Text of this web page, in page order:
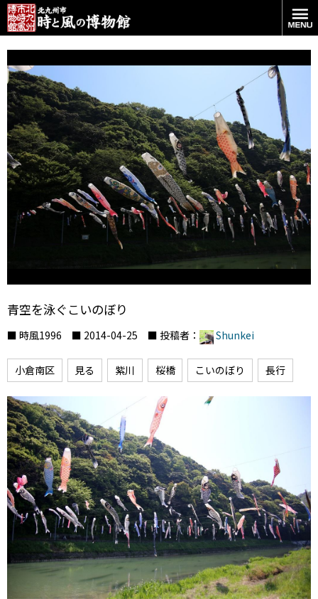
青空を泳ぐこいのぼり
■ 時風1996 ■ 2014-04-25 ■ 投稿者： Shunkei
小倉南区 見る 紫川 桜橋 こいのぼり 長行